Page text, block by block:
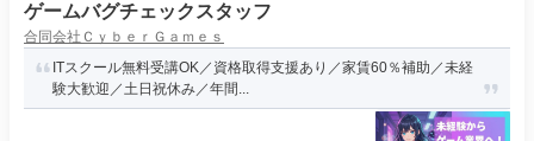
ゲームバグチェックスタッフ
合同会社ＣｙｂｅｒＧａｍｅｓ
ITスクール無料受講OK／資格取得支援あり／家賃60％補助／未経
験大歓迎／土日祝休み／年間...